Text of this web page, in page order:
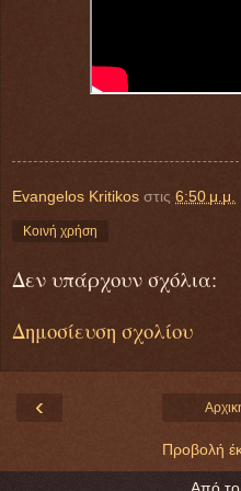
Evangelos Kritikos στις 6:50 μ.μ.
Κοινή χρήση
Δεν υπάρχουν σχόλια:
Δημοσίευση σχολίου
‹
Προβολή